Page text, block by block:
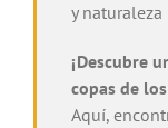
y naturaleza
¡Descubre
copas de
Aquí,